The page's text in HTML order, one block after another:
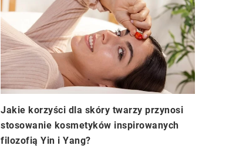
Jakie korzyści dla skóry twarzy przynosi
stosowanie kosmetyków inspirowanych
filozofią Yin i Yang?